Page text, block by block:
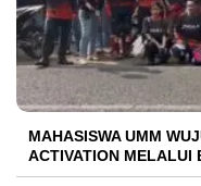
MAHASISWA UMM
ACTIVATION MELALUI